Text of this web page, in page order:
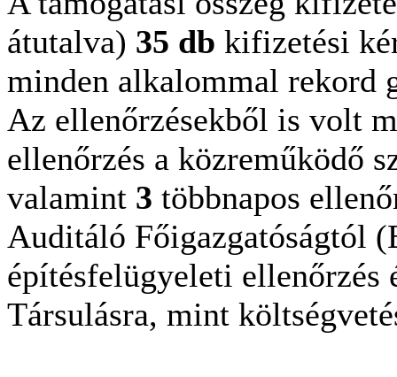
átutalva) 35 db kifizetési
minden alkalommal rekord
Az ellenőrzésekből is volt
ellenőrzés a közreműködő
valamint 3 többnapos
Auditáló Főigazgatóságtól
építésfelügyeleti ellenőrzés
Társulásra, mint